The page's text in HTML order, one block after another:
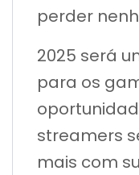
perder
2025 será
para os
streamers
mais com